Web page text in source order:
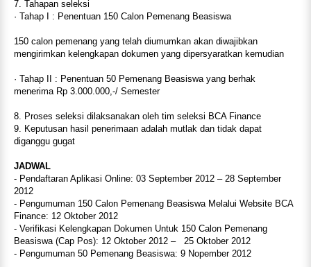
7. Tahapan seleksi
· Tahap I : Penentuan 150 Calon Pemenang Beasiswa
150 calon pemenang yang telah diumumkan akan diwajibkan
mengirimkan kelengkapan dokumen yang dipersyaratkan kemudian
· Tahap II : Penentuan 50 Pemenang Beasiswa yang berhak
menerima Rp 3.000.000,-/ Semester
8. Proses seleksi dilaksanakan oleh tim seleksi BCA Finance
9. Keputusan hasil penerimaan adalah mutlak dan tidak dapat
diganggu gugat
JADWAL
- Pendaftaran Aplikasi Online: 03 September 2012 – 28 September
2012
- Pengumuman 150 Calon Pemenang Beasiswa Melalui Website BCA
Finance: 12 Oktober 2012
- Verifikasi Kelengkapan Dokumen Untuk 150 Calon Pemenang
Beasiswa (Cap Pos): 12 Oktober 2012 – 25 Oktober 2012
- Pengumuman 50 Pemenang Beasiswa: 9 Nopember 2012